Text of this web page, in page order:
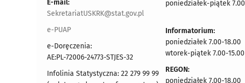
E-mail:
SekretariatUSKRK@stat.gov.pl
e-PUAP
e-Doręczenia:
AE:PL-72006-24773-STJES-32
Infolinia Statystyczna: 22 279 99 99
poniedziałek-piątek
Informatorium:
poniedziałek 7.00-18.00
wtorek-piątek 7.00-15.00
REGON:
poniedziałek 7.00-18.00